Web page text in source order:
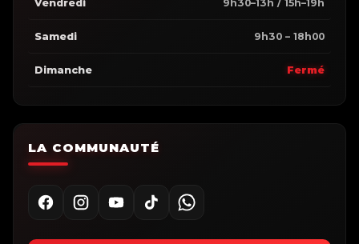
Vendredi 9h30–13h / 15h–19h
Samedi 9h30 – 18h00
Dimanche Fermé
LA COMMUNAUTÉ